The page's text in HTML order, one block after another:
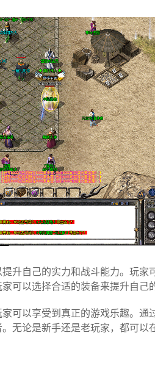
升自己的实力和战斗能力。玩
可以选择合适的装备来提升自己
可以享受到真正的游戏乐趣。
无论是新手还是老玩家，都可